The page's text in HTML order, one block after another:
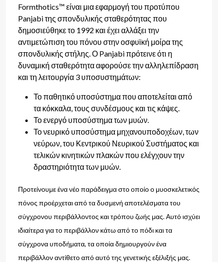
Formthotics™ είναι μια εφαρμογή του προτύπου
Panjabi της σπονδυλικής σταθερότητας που
δημοσιεύθηκε το 1992 και έχει αλλάξει την
αντιμετώπιση του πόνου στην οσφυϊκή μοίρα της
σπονδυλικής στήλης. Ο Panjabi πρότεινε ότι η
δυναμική σταθερότητα αφορούσε την αλληλεπίδραση
και τη λειτουργία 3 υποσυστημάτων:
Το παθητικό υποσύστημα που αποτελείται από
τα κόκκαλα, τους συνδέσμους και τις κάψες.
Το ενεργό υποσύστημα των μυών.
Το νευρικό υποσύστημα μηχανουποδοχέων, των
νεύρων, του Κεντρικού Νευρικού Συστήματος και
τελικών κινητικών πλακών που ελέγχουν την
δραστηριότητα των μυών.
Προτείνουμε ένα νέο παράδειγμα στο οποίο ο μυοσκελετικός
πόνος προέρχεται από τα δυσμενή αποτελέσματα του
σύγχρονου περιβάλλοντος και τρόπου ζωής μας. Αυτό ισχύει
ιδιαίτερα για το περιβάλλον κάτω από το πόδι και τα
σύγχρονα υποδήματα, τα οποία δημιουργούν ένα
περιβάλλον αντίθετο από αυτό της γενετικής εξέλιξής μας.